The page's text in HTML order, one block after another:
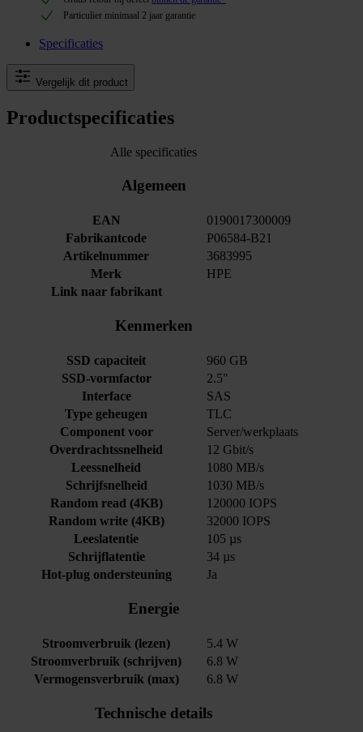
Particulier minimaal 2 jaar garantie
Specificaties
Vergelijk dit product
Productspecificaties
Alle specificaties
Algemeen
EAN
0190017300009
Fabrikantcode
P06584-B21
Artikelnummer
3683995
Merk
HPE
Link naar fabrikant
Kenmerken
SSD capaciteit
960 GB
SSD-vormfactor
2.5"
Interface
SAS
Type geheugen
TLC
Component voor
Server/werkplaats
Overdrachtssnelheid
12 Gbit/s
Leessnelheid
1080 MB/s
Schrijfsnelheid
1030 MB/s
Random read (4KB)
120000 IOPS
Random write (4KB)
32000 IOPS
Leeslatentie
105 µs
Schrijflatentie
34 µs
Hot-plug ondersteuning
Ja
Energie
Stroomverbruik (lezen)
5.4 W
Stroomverbruik (schrijven)
6.8 W
Vermogensverbruik (max)
6.8 W
Technische details